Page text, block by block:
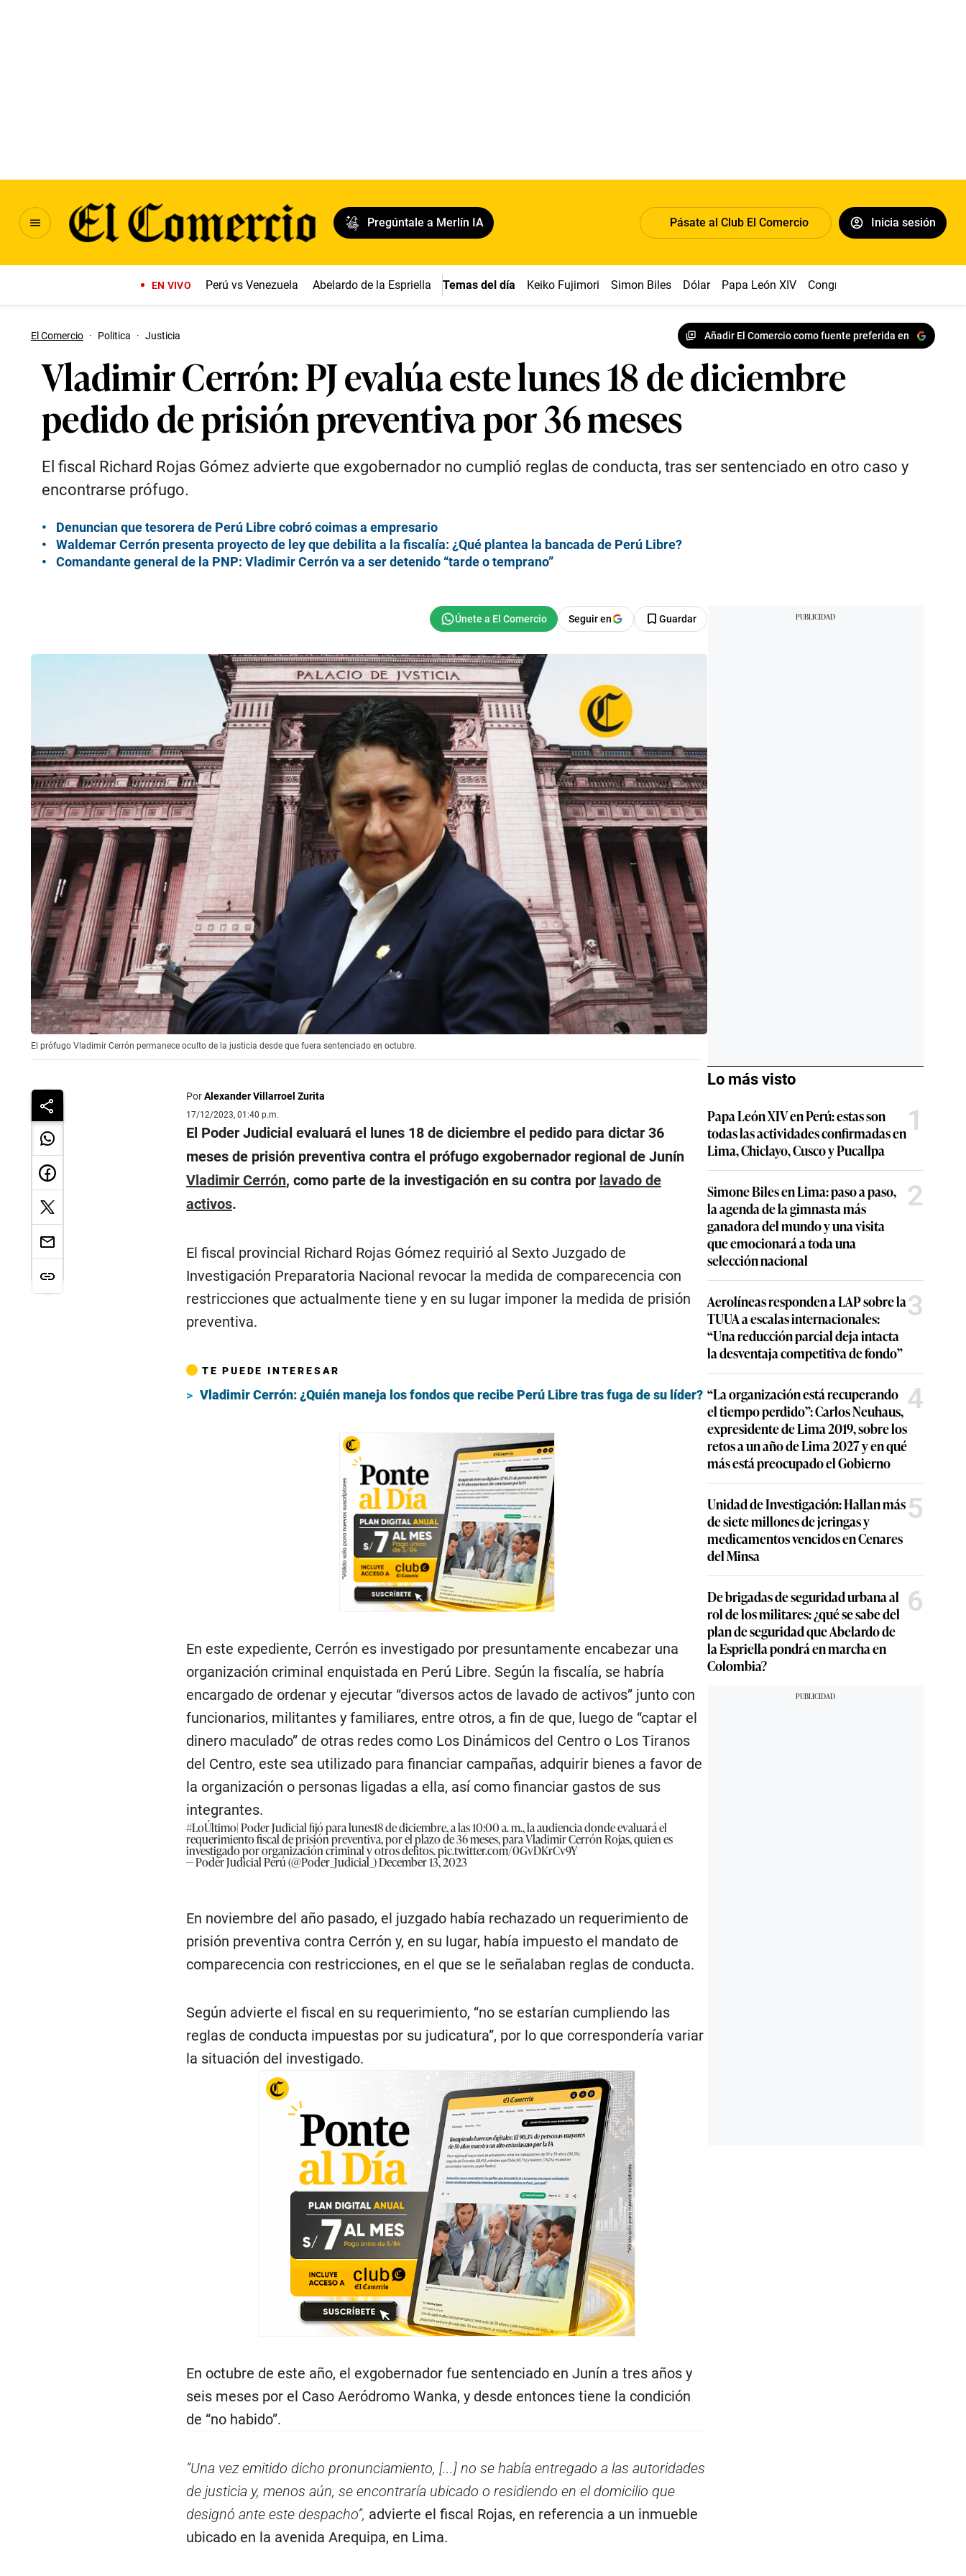
Pregúntale a Merlín IA Pásate al Club El Comercio Inicia sesión
EN VIVO Perú vs Venezuela Abelardo de la Espriella Temas del día Keiko Fujimori Simon Biles Dólar Papa León XIV Congreso
El Comercio · Politica · Justicia Añadir El Comercio como fuente preferida en
Vladimir Cerrón: PJ evalúa este lunes 18 de diciembre
pedido de prisión preventiva por 36 meses
El fiscal Richard Rojas Gómez advierte que exgobernador no cumplió reglas de conducta, tras ser sentenciado en otro caso y
encontrarse prófugo.
Denuncian que tesorera de Perú Libre cobró coimas a empresario
Waldemar Cerrón presenta proyecto de ley que debilita a la fiscalía: ¿Qué plantea la bancada de Perú Libre?
Comandante general de la PNP: Vladimir Cerrón va a ser detenido “tarde o temprano”
Seguir en Guardar
El prófugo Vladimir Cerrón permanece oculto de la justicia desde que fuera sentenciado en octubre.
PorAlexander Villarroel Zurita
17/12/2023, 01:40 p.m.
El Poder Judicial evaluará el lunes 18 de diciembre el pedido para dictar 36
meses de prisión preventiva contra el prófugo exgobernador regional de Junín
Vladimir Cerrón, como parte de la investigación en su contra por lavado de
activos.
El fiscal provincial Richard Rojas Gómez requirió al Sexto Juzgado de
Investigación Preparatoria Nacional revocar la medida de comparecencia con
restricciones que actualmente tiene y en su lugar imponer la medida de prisión
preventiva.
TE PUEDE INTERESAR
Vladimir Cerrón: ¿Quién maneja los fondos que recibe Perú Libre tras fuga de su líder?
En este expediente, Cerrón es investigado por presuntamente encabezar una
organización criminal enquistada en Perú Libre. Según la fiscalía, se habría
encargado de ordenar y ejecutar “diversos actos de lavado de activos” junto con
funcionarios, militantes y familiares, entre otros, a fin de que, luego de “captar el
dinero maculado” de otras redes como Los Dinámicos del Centro o Los Tiranos
del Centro, este sea utilizado para financiar campañas, adquirir bienes a favor de
la organización o personas ligadas a ella, así como financiar gastos de sus
integrantes.
#LoÚltimo| Poder Judicial fijó para lunes18 de diciembre, a las 10:00 a. m., la audiencia donde evaluará el
requerimiento fiscal de prisión preventiva, por el plazo de 36 meses, para Vladimir Cerrón Rojas, quien es
investigado por organización criminal y otros delitos.pic.twitter.com/0GvDKrCv9Y
— Poder Judicial Perú (@Poder_Judicial_)December 13, 2023
En noviembre del año pasado, el juzgado había rechazado un requerimiento de
prisión preventiva contra Cerrón y, en su lugar, había impuesto el mandato de
comparecencia con restricciones, en el que se le señalaban reglas de conducta.
Según advierte el fiscal en su requerimiento, “no se estarían cumpliendo las
reglas de conducta impuestas por su judicatura”, por lo que correspondería variar
la situación del investigado.
En octubre de este año, el exgobernador fue sentenciado en Junín a tres años y
seis meses por el Caso Aeródromo Wanka, y desde entonces tiene la condición
de “no habido”.
“Una vez emitido dicho pronunciamiento, [...] no se había entregado a las autoridades
de justicia y, menos aún, se encontraría ubicado o residiendo en el domicilio que
designó ante este despacho”, advierte el fiscal Rojas, en referencia a un inmueble
ubicado en la avenida Arequipa, en Lima.
Lo más visto
Papa León XIV en Perú: estas son
todas las actividades confirmadas en
Lima, Chiclayo, Cusco y Pucallpa
1
Simone Biles en Lima: paso a paso,
la agenda de la gimnasta más
ganadora del mundo y una visita
que emocionará a toda una
selección nacional
2
Aerolíneas responden a LAP sobre la
TUUA a escalas internacionales:
“Una reducción parcial deja intacta
la desventaja competitiva de fondo”
3
“La organización está recuperando
el tiempo perdido”: Carlos Neuhaus,
expresidente de Lima 2019, sobre los
retos a un año de Lima 2027 y en qué
más está preocupado el Gobierno
4
Unidad de Investigación: Hallan más
de siete millones de jeringas y
medicamentos vencidos en Cenares
del Minsa
5
De brigadas de seguridad urbana al
rol de los militares: ¿qué se sabe del
plan de seguridad que Abelardo de
la Espriella pondrá en marcha en
Colombia?
6